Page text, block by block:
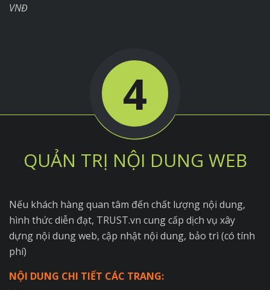
VNĐ
4
QUẢN TRỊ NỘI DUNG WEB
Nếu khách hàng quan tâm đến chất lượng nội dung,
hình thức diễn đạt, TRUST.vn cung cấp dịch vụ xây
dựng nội dung web, cập nhật nội dung, bảo trì (có tính
phí)
NỘI DUNG CHI TIẾT CÁC TRANG: